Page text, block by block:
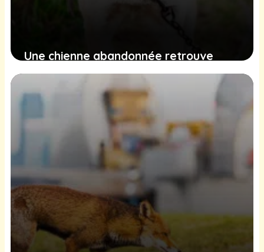
Une chienne abandonnée retrouve
espoir et affection dans un refuge
éloigné